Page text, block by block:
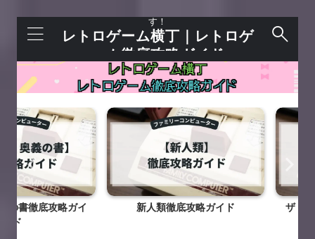
す！
レトロゲーム横丁｜レトロゲ
ーム徹底攻略ガイド
底攻略ガイ 新人類徹底攻略ガイド ザ・ブラッ